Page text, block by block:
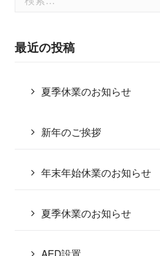
最近の投稿
夏季休業のお知らせ
新年のご挨拶
年末年始休業のお知らせ
夏季休業のお知らせ